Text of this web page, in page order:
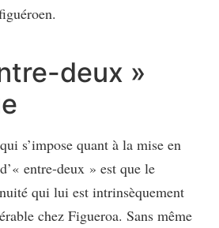
deux »
s’impose quant à la mise en
entre-deux » est que le
qui lui est intrinsèquement
chez Figueroa. Sans même